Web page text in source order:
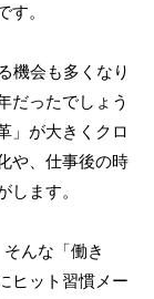
す。
機会も多くなり
だったでしょう
」が大きくクロ
や、仕事後の時
します。
んな「働き
ヒット習慣メー